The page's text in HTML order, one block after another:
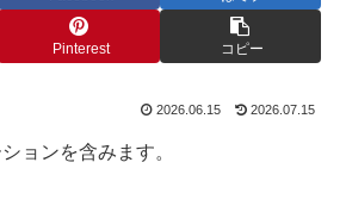
Pinterest コピー
2026.06.15 2026.07.15
ョンを含みます。